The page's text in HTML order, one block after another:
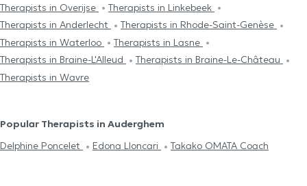
Therapists in Overijse
Therapists in Linkebeek
Therapists in Anderlecht
Therapists in Rhode-Saint-Genèse
Therapists in Waterloo
Therapists in Lasne
Therapists in Braine-L'Alleud
Therapists in Braine-Le-Château
Therapists in Wavre
Popular Therapists in Auderghem
Delphine Poncelet
Edona Lloncari Takako OMATA Coach